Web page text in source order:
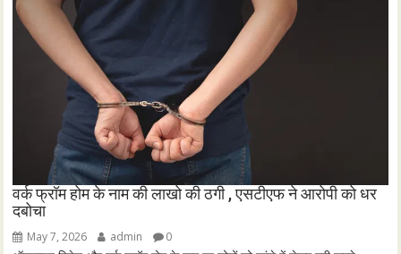
वर्क फ्रॉम होम के नाम की लाखो की ठगी , एसटीएफ ने आरोपी को धर
दबोचा
May 7, 2026 admin 0